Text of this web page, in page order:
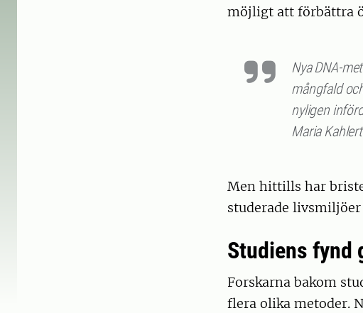
möjligt att förbättra
Nya DNA-
mångfald
nyligen
Maria
Men hittills har
studerade
Studiens fynd
Forskarna bakom
flera olika metoder.